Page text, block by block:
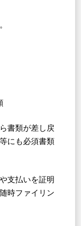
書類が差し戻
にも必須書類
支払いを証明
時ファイリン